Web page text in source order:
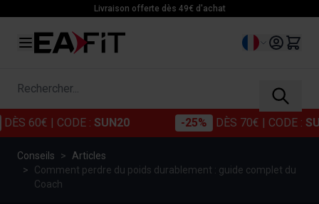
Livraison offerte dès 49€ d'achat
Langue
Rechercher...
| CODE : SUN20 DÈS 70€| CODE : SUN25
Conseils >
Articles
>
Comment perdre du poids durablement : guide complet du
Coach